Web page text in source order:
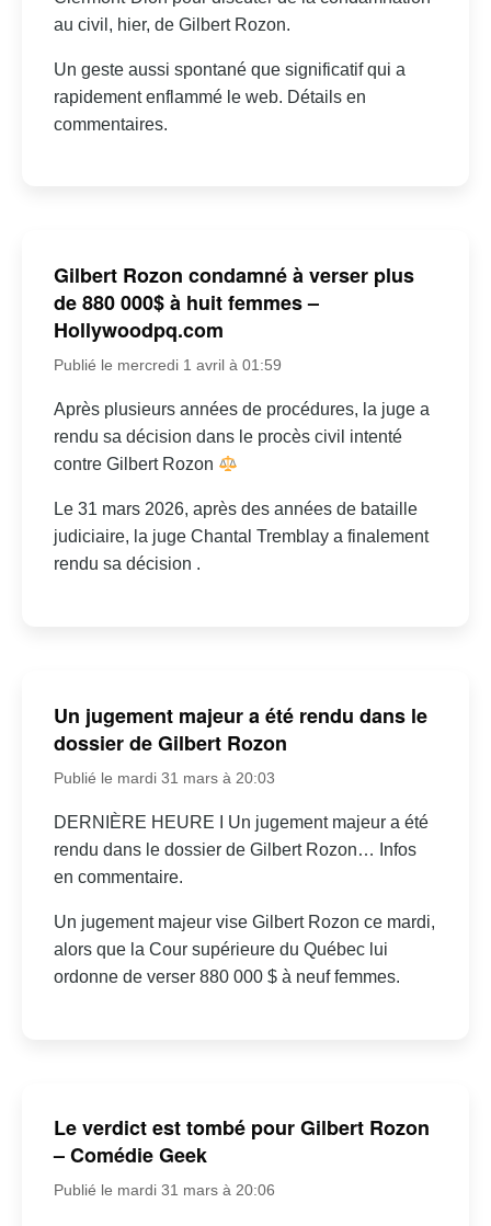
au civil, hier, de Gilbert Rozon.
Un geste aussi spontané que significatif qui a
rapidement enflammé le web. Détails en
commentaires.
Gilbert Rozon condamné à verser plus
de 880 000$ à huit femmes –
Hollywoodpq.com
Publié le mercredi 1 avril à 01:59
Après plusieurs années de procédures, la juge a
rendu sa décision dans le procès civil intenté
contre Gilbert Rozon
Le 31 mars 2026, après des années de bataille
judiciaire, la juge Chantal Tremblay a finalement
rendu sa décision .
Un jugement majeur a été rendu dans le
dossier de Gilbert Rozon
Publié le mardi 31 mars à 20:03
DERNIÈRE HEURE I Un jugement majeur a été
rendu dans le dossier de Gilbert Rozon… Infos
en commentaire.
Un jugement majeur vise Gilbert Rozon ce mardi,
alors que la Cour supérieure du Québec lui
ordonne de verser 880 000 $ à neuf femmes.
Le verdict est tombé pour Gilbert Rozon
– Comédie Geek
Publié le mardi 31 mars à 20:06